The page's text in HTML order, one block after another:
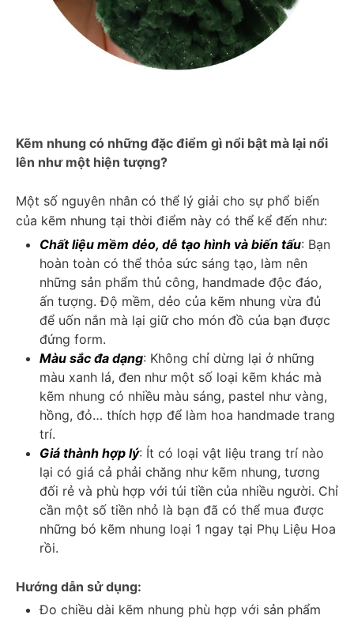
Kẽm nhung có những đặc điểm gì nổi bật mà lại nổi
lên như một hiện tượng?
Một số nguyên nhân có thể lý giải cho sự phổ biến
của kẽm nhung tại thời điểm này có thể kể đến như:
Chất liệu mềm dẻo, dễ tạo hình và biến tấu: Bạn
hoàn toàn có thể thỏa sức sáng tạo, làm nên
những sản phẩm thủ công, handmade độc đáo,
ấn tượng. Độ mềm, dẻo của kẽm nhung vừa đủ
để uốn nắn mà lại giữ cho món đồ của bạn được
đứng form.
Màu sắc đa dạng: Không chỉ dừng lại ở những
màu xanh lá, đen như một số loại kẽm khác mà
kẽm nhung có nhiều màu sáng, pastel như vàng,
hồng, đỏ… thích hợp để làm hoa handmade trang
trí.
Giá thành hợp lý: Ít có loại vật liệu trang trí nào
lại có giá cả phải chăng như kẽm nhung, tương
đối rẻ và phù hợp với túi tiền của nhiều người. Chỉ
cần một số tiền nhỏ là bạn đã có thể mua được
những bó kẽm nhung loại 1 ngay tại Phụ Liệu Hoa
rồi.
Hướng dẫn sử dụng:
Đo chiều dài kẽm nhung phù hợp với sản phẩm